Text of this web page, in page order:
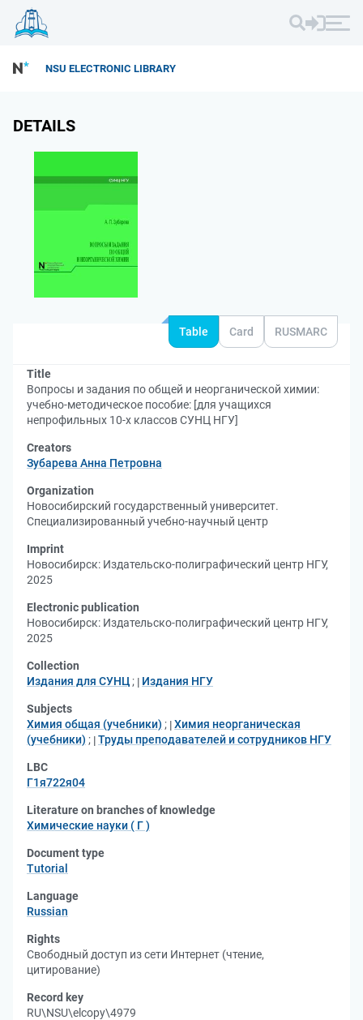
NSU ELECTRONIC LIBRARY
DETAILS
Table Card RUSMARC
Title
Вопросы и задания по общей и неорганической химии:
учебно-методическое пособие: [для учащихся
непрофильных 10-х классов СУНЦ НГУ]
Creators
Зубарева Анна Петровна
Organization
Новосибирский государственный университет.
Специализированный учебно-научный центр
Imprint
Новосибирск: Издательско-полиграфический центр НГУ,
2025
Electronic publication
Новосибирск: Издательско-полиграфический центр НГУ,
2025
Collection
Издания для СУНЦ ; Издания НГУ
Subjects
Химия общая (учебники) ; Химия неорганическая
(учебники) ; Труды преподавателей и сотрудников НГУ
LBC
Г1я722я04
Literature on branches of knowledge
Химические науки ( Г )
Document type
Tutorial
Language
Russian
Rights
Свободный доступ из сети Интернет (чтение,
цитирование)
Record key
RU\NSU\elcopy\4979